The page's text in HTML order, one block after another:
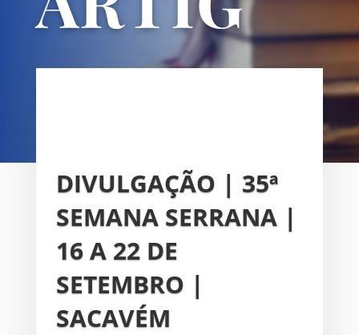
OS
DIVULGAÇÃO | 35ª
SEMANA SERRANA |
16 A 22 DE
SETEMBRO |
SACAVÉM